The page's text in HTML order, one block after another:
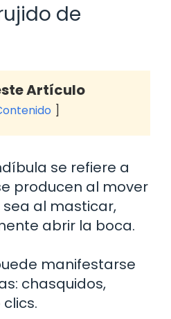
de
Artículo
se refiere a
producen al mover
al masticar,
abrir la boca.
manifestarse
chasquidos,